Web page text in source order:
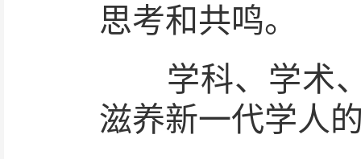
思考和共鸣。
学科、学术、
滋养新一代学人